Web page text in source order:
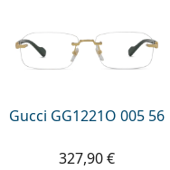
Gucci GG1221O 005 56
327,90 €